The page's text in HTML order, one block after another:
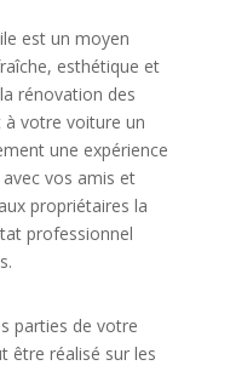
est un moyen
esthétique et
rénovation des
votre voiture un
une expérience
vos amis et
propriétaires la
professionnel
parties de votre
être réalisé sur les